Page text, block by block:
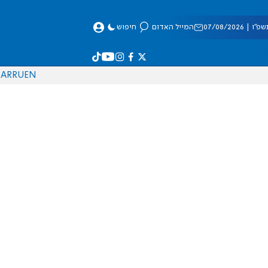
08/2026 המייל האדום חיפוש
EN
RU
AR